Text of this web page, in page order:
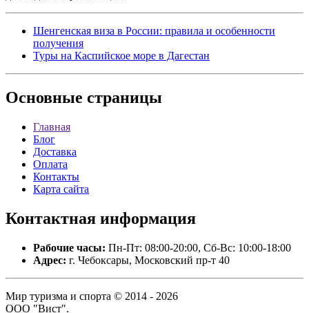
Шенгенская виза в России: правила и особенности
получения
Туры на Каспийское море в Дагестан
Основные страницы
Главная
Блог
Доставка
Оплата
Контакты
Карта сайта
Контактная информация
Рабочие часы: Пн-Пт: 08:00-20:00, Сб-Вс: 10:00-18:00
Адрес: г. Чебоксары, Московский пр-т 40
Мир туризма и спорта © 2014 - 2026
ООО "Вист".